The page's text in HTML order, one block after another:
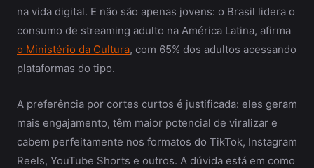
na vida digital. E não são apenas jovens: o Brasil lidera o
consumo de streaming adulto na América Latina, afirma
o Ministério da Cultura, com 65% dos adultos acessando
plataformas do tipo.
A preferência por cortes curtos é justificada: eles geram
mais engajamento, têm maior potencial de viralizar e
cabem perfeitamente nos formatos do TikTok, Instagram
Reels, YouTube Shorts e outros. A dúvida está em como